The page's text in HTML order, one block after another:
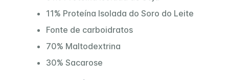
11% Proteína Isolada do Soro do Leite
Fonte de carboidratos
70% Maltodextrina
30% Sacarose